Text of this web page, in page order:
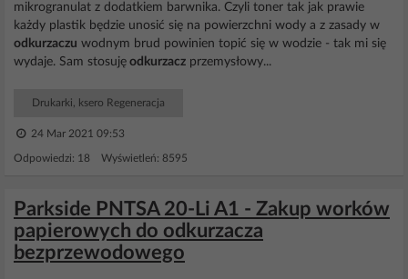
mikrogranulat z dodatkiem barwnika. Czyli toner tak jak prawie
każdy plastik będzie unosić się na powierzchni wody a z zasady w
odkurzaczu wodnym brud powinien topić się w wodzie - tak mi się
wydaje. Sam stosuję odkurzacz przemysłowy...
Drukarki, ksero Regeneracja
24 Mar 2021 09:53
Odpowiedzi: 18 Wyświetleń: 8595
Parkside PNTSA 20-Li A1 - Zakup worków
papierowych do odkurzacza
bezprzewodowego